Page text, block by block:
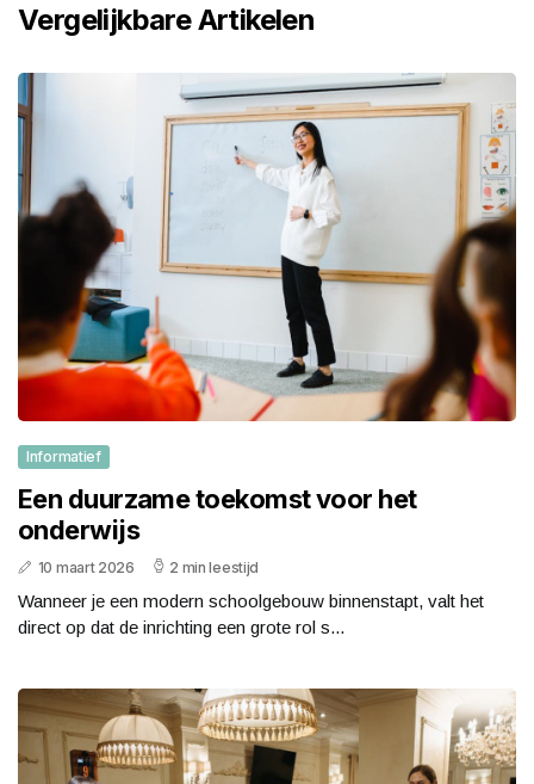
Vergelijkbare Artikelen
Informatief
Een duurzame toekomst voor het
onderwijs
10 maart 2026 2 min leestijd
Wanneer je een modern schoolgebouw binnenstapt, valt het
direct op dat de inrichting een grote rol s...